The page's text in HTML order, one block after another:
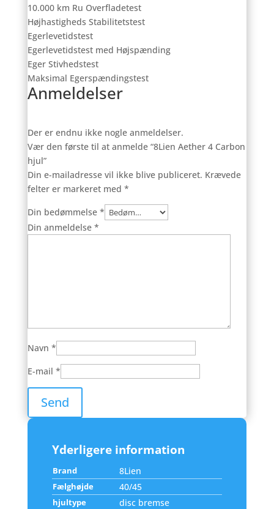
10.000 km Ru Overfladetest
Højhastigheds Stabilitetstest
Egerlevetidstest
Egerlevetidstest med Højspænding
Eger Stivhedstest
Maksimal Egerspændingstest
Anmeldelser
Der er endnu ikke nogle anmeldelser.
Vær den første til at anmelde “8Lien Aether 4 Carbon
hjul”
Din e-mailadresse vil ikke blive publiceret. Krævede
felter er markeret med *
Din bedømmelse *
Din anmeldelse *
Navn *
E-mail *
Yderligere information
Brand 8Lien
Fælghøjde 40/45
hjultype disc bremse